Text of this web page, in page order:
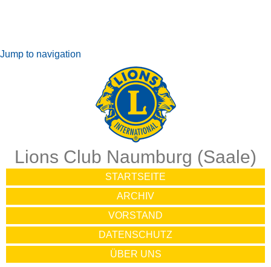
Jump to navigation
Lions Club Naumburg (Saale)
STARTSEITE
ARCHIV
VORSTAND
DATENSCHUTZ
ÜBER UNS